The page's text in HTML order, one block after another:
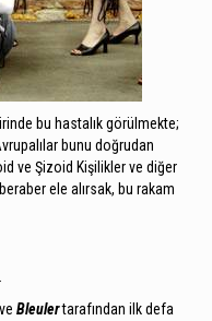
bu hastalık görülmekte;
bunu doğrudan
ve Şizoid Kişilikler ve diğer
ele alırsak, bu rakam
Bleulertarafından ilk defa